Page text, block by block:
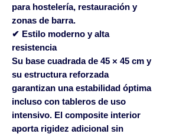
para hostelería, restauración y
zonas de barra.
✔ Estilo moderno y alta
resistencia
Su base cuadrada de 45 × 45 cm y
su estructura reforzada
garantizan una estabilidad óptima
incluso con tableros de uso
intensivo. El composite interior
aporta rigidez adicional sin